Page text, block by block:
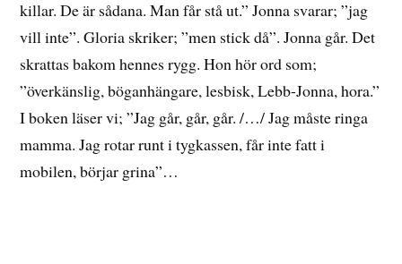
killar. De är sådana. Man får stå ut.” Jonna svarar; ”jag
vill inte”. Gloria skriker; ”men stick då”. Jonna går. Det
skrattas bakom hennes rygg. Hon hör ord som;
”överkänslig, böganhängare, lesbisk, Lebb-Jonna, hora.”
I boken läser vi; ”Jag går, går, går. /…/ Jag måste ringa
mamma. Jag rotar runt i tygkassen, får inte fatt i
mobilen, börjar grina”…